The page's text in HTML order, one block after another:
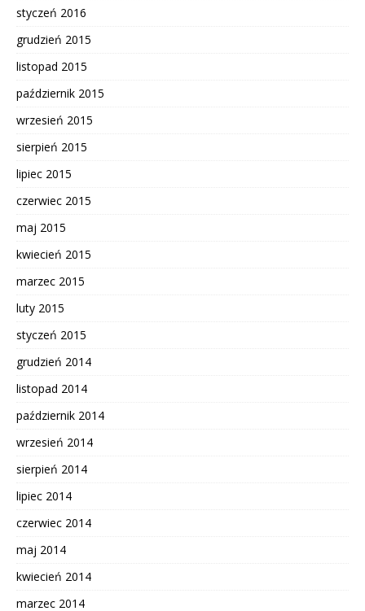
styczeń 2016
grudzień 2015
listopad 2015
październik 2015
wrzesień 2015
sierpień 2015
lipiec 2015
czerwiec 2015
maj 2015
kwiecień 2015
marzec 2015
luty 2015
styczeń 2015
grudzień 2014
listopad 2014
październik 2014
wrzesień 2014
sierpień 2014
lipiec 2014
czerwiec 2014
maj 2014
kwiecień 2014
marzec 2014